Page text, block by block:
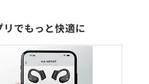
リ​でもっと快適に